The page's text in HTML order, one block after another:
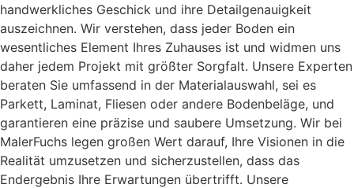
handwerkliches Geschick und ihre Detailgenauigkeit
auszeichnen. Wir verstehen, dass jeder Boden ein
wesentliches Element Ihres Zuhauses ist und widmen uns
daher jedem Projekt mit größter Sorgfalt. Unsere Experten
beraten Sie umfassend in der Materialauswahl, sei es
Parkett, Laminat, Fliesen oder andere Bodenbeläge, und
garantieren eine präzise und saubere Umsetzung. Wir bei
MalerFuchs legen großen Wert darauf, Ihre Visionen in die
Realität umzusetzen und sicherzustellen, dass das
Endergebnis Ihre Erwartungen übertrifft. Unsere